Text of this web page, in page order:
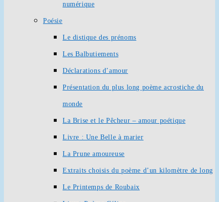
numérique
Poésie
Le distique des prénoms
Les Balbutiements
Déclarations d’amour
Présentation du plus long poème acrostiche du
monde
La Brise et le Pêcheur – amour poétique
Livre : Une Belle à marier
La Prune amoureuse
Extraits choisis du poème d’un kilomètre de long
Le Printemps de Roubaix